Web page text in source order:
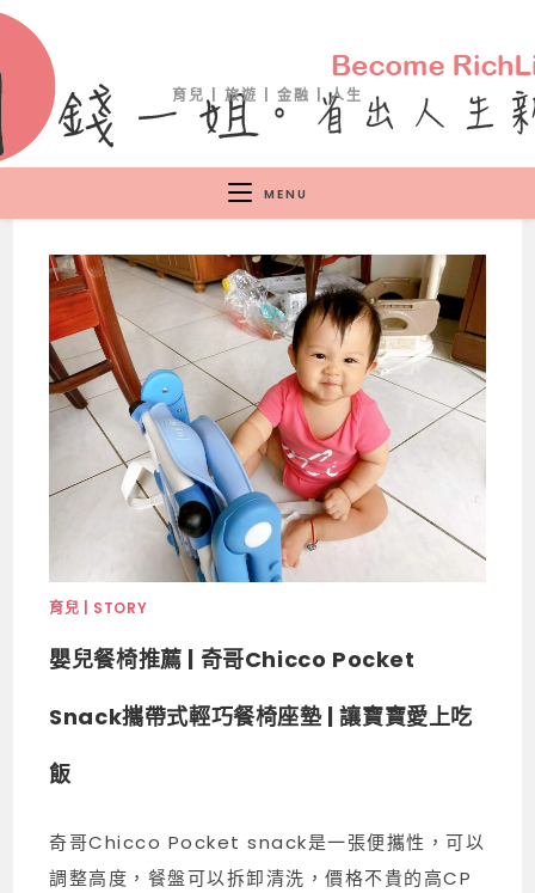
育兒 | 旅遊 | 金融 | 人生
MENU
育兒 | STORY
嬰兒餐椅推薦 | 奇哥Chicco Pocket
Snack攜帶式輕巧餐椅座墊 | 讓寶寶愛上吃
飯
奇哥Chicco Pocket snack是一張便攜性，可以
調整高度，餐盤可以拆卸清洗，價格不貴的高CP